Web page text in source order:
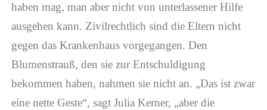
haben mag, man aber nicht von unterlassener Hilfe
ausgehen kann. Zivilrechtlich sind die Eltern nicht
gegen das Krankenhaus vorgegangen. Den
Blumenstrauß, den sie zur Entschuldigung
bekommen haben, nahmen sie nicht an. „Das ist zwar
eine nette Geste“, sagt Julia Kerner, „aber die